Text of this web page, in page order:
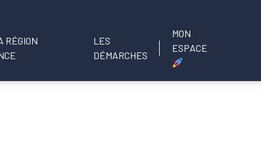
LES
DÉMARCHES
MON
ESPACE